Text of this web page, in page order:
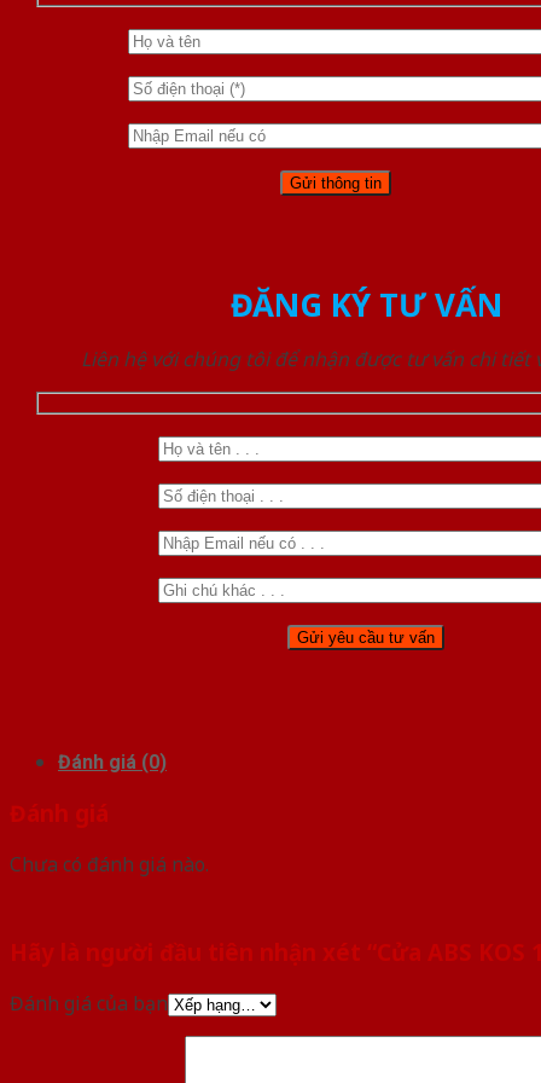
ĐĂNG KÝ TƯ VẤN
Liên hệ với chúng tôi để nhận được tư vấn chi tiết
Đánh giá (0)
Đánh giá
Chưa có đánh giá nào.
Hãy là người đầu tiên nhận xét “Cửa ABS KOS
Đánh giá của bạn